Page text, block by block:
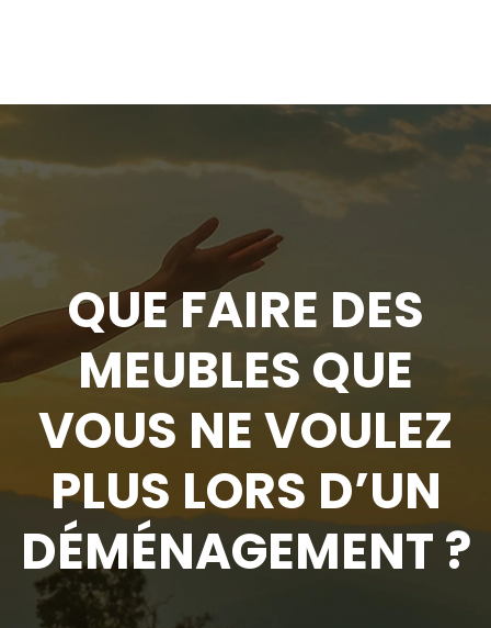
QUE FAIRE DES
MEUBLES QUE
VOUS NE VOULEZ
PLUS LORS D’UN
DÉMÉNAGEMENT ?